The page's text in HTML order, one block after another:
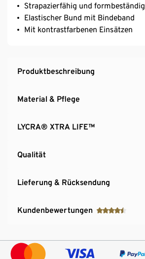
Strapazierfähig und formbeständig
Elastischer Bund mit Bindeband
Mit kontrastfarbenen Einsätzen
Produktbeschreibung
Material & Pflege
LYCRA® XTRA LIFE™
Qualität
Lieferung & Rücksendung
Kundenbewertungen